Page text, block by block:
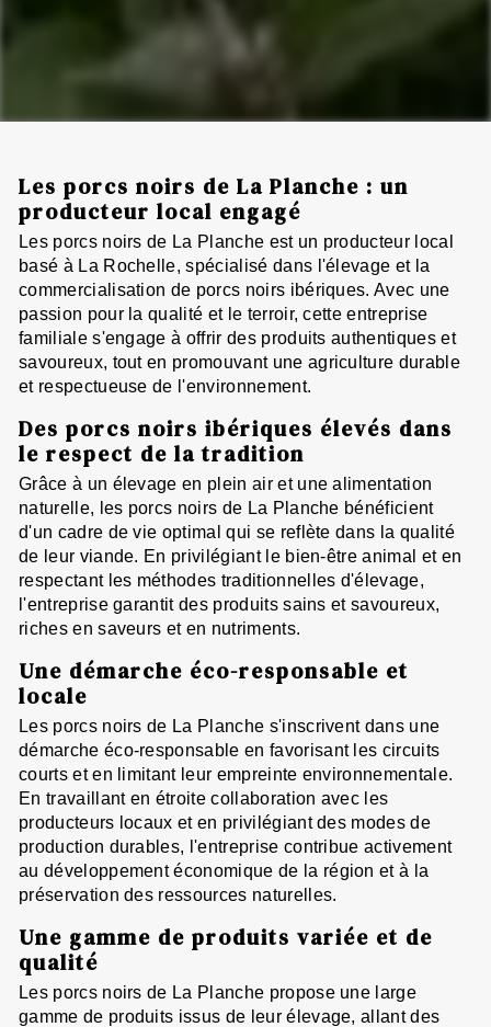
Les porcs noirs de La Planche : un
producteur local engagé
Les porcs noirs de La Planche est un producteur local
basé à La Rochelle, spécialisé dans l'élevage et la
commercialisation de porcs noirs ibériques. Avec une
passion pour la qualité et le terroir, cette entreprise
familiale s'engage à offrir des produits authentiques et
savoureux, tout en promouvant une agriculture durable
et respectueuse de l'environnement.
Des porcs noirs ibériques élevés dans
le respect de la tradition
Grâce à un élevage en plein air et une alimentation
naturelle, les porcs noirs de La Planche bénéficient
d'un cadre de vie optimal qui se reflète dans la qualité
de leur viande. En privilégiant le bien-être animal et en
respectant les méthodes traditionnelles d'élevage,
l'entreprise garantit des produits sains et savoureux,
riches en saveurs et en nutriments.
Une démarche éco-responsable et
locale
Les porcs noirs de La Planche s'inscrivent dans une
démarche éco-responsable en favorisant les circuits
courts et en limitant leur empreinte environnementale.
En travaillant en étroite collaboration avec les
producteurs locaux et en privilégiant des modes de
production durables, l'entreprise contribue activement
au développement économique de la région et à la
préservation des ressources naturelles.
Une gamme de produits variée et de
qualité
Les porcs noirs de La Planche propose une large
gamme de produits issus de leur élevage, allant des